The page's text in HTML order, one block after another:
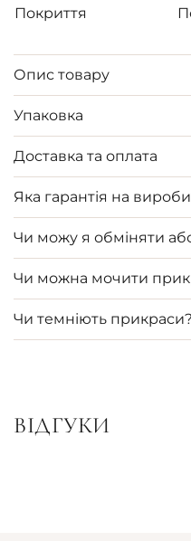
Покриття
Опис товару
Упаковка
Доставка та оплата
Яка гарантія на
Чи можу я обміняти
Чи можна мочити
Чи темніють прикраси?
ВІДГУКИ